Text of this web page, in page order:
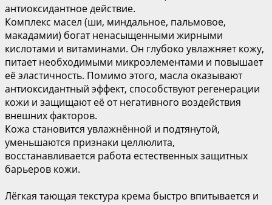
антиоксидантное действие.
Комплекс масел (ши, миндальное, пальмовое,
макадамии) богат ненасыщенными жирными
кислотами и витаминами. Он глубоко увлажняет кожу,
питает необходимыми микроэлементами и повышает
её эластичность. Помимо этого, масла оказывают
антиоксидантный эффект, способствуют регенерации
кожи и защищают её от негативного воздействия
внешних факторов.
Кожа становится увлажнённой и подтянутой,
уменьшаются признаки целлюлита,
восстанавливается работа естественных защитных
барьеров кожи.
Лёгкая тающая текстура крема быстро впитывается и